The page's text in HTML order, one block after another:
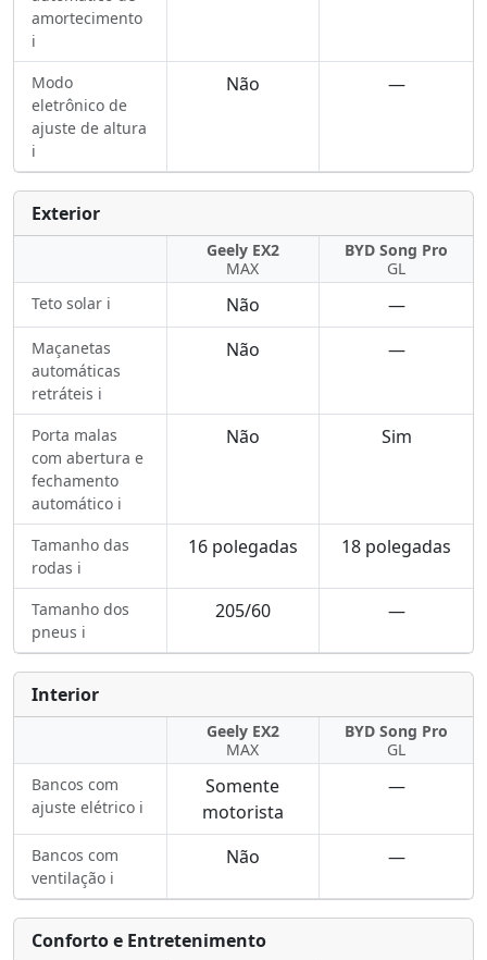
amortecimento
ℹ️
Modo
eletrônico de
ajuste de altura
ℹ️
Não —
Exterior
Geely EX2
MAX
BYD Song Pro
GL
Teto solar ℹ️
Não —
Maçanetas
automáticas
retráteis ℹ️
Não —
Porta malas
com abertura e
fechamento
automático ℹ️
Não Sim
Tamanho das
rodas ℹ️
16 polegadas 18 polegadas
Tamanho dos
pneus ℹ️
205/60 —
Interior
Geely EX2
MAX
BYD Song Pro
GL
Bancos com
ajuste elétrico ℹ️
Somente
motorista
—
Bancos com
ventilação ℹ️
Não —
Conforto e Entretenimento